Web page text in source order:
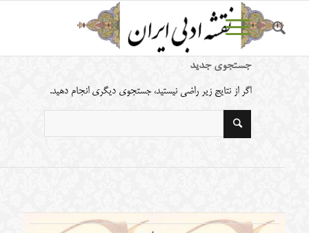
جستجوی جدید
اگر از نتایج زیر راضی نیستید، جستجوی دیگری انجام دهید.